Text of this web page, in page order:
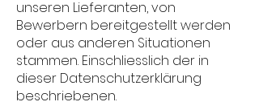
unseren Lieferanten, von
Bewerbern bereitgestellt werden
oder aus anderen Situationen
stammen. Einschliesslich der in
dieser Datenschutzerklärung
beschriebenen.